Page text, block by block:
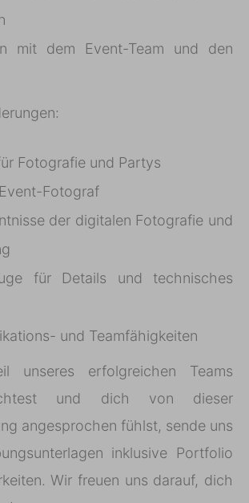
mit dem Event-Team und den
Fotografie und Partys
Fotograf
der digitalen Fotografie und
für Details und technisches
und Teamfähigkeiten
unseres erfolgreichen Teams
und dich von dieser
angesprochen fühlst, sende uns
inklusive Portfolio
Wir freuen uns darauf, dich